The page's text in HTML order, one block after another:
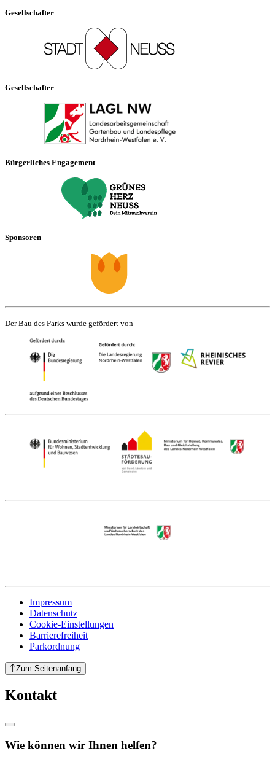
Gesellschafter
Gesellschafter
Bürgerliches Engagement
Sponsoren
Der Bau des Parks wurde gefördert von
Impressum
Datenschutz
Cookie-Einstellungen
Barrierefreiheit
Parkordnung
Zum Seitenanfang
Kontakt
Wie können wir Ihnen helfen?